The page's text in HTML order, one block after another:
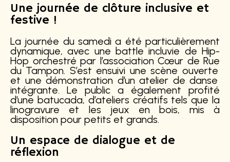
Une journée de clôture inclusive et
festive !
La journée du samedi a été particulièrement
dynamique, avec une battle incluvie de Hip-
Hop orchestré par l’association Cœur de Rue
du Tampon. S’est ensuivi unescène ouverte
et une démonstration d’un atelier dedanse
intégrante. Le public a également profité
d’une batucada, d’ateliers créatifs tels que la
linogravure et les jeux en bois, mis à
disposition pour petits et grands.
Un espace de dialogue et de
réflexion